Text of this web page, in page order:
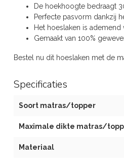
De hoekhoogte bedraagt
Perfecte pasvorm dankzij
Het hoeslaken is
Gemaakt van 100%
Bestel nu dit hoeslaken met de
Specificaties
Soort matras/topper
Maximale dikte matras/
Materiaal